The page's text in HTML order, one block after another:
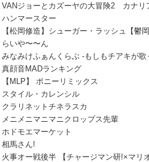
VANジョーとカズーヤの大冒険2 カナリ
ハンマースター
【松岡修造】シューガー・ラッシュ【鬱
らいや〜〜ん
みなみけふぁんくらぶ -もしもチアキが歌
真顔音MADランキング
【MLP】 ポニーリミックス
スタイル・カレンシル
クラリネットチネラスカ
メニメニマニマニクロップス先輩
ホドモエマーケット
相馬さん!
火事オー戦後半 【チャージマン研!×マリ